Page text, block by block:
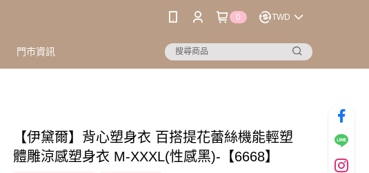
0 TWD
門市資訊
【伊黛爾】背心塑身衣 百搭提花蕾絲機能輕塑
體雕涼感塑身衣 M-XXXL(性感黑)-【6668】